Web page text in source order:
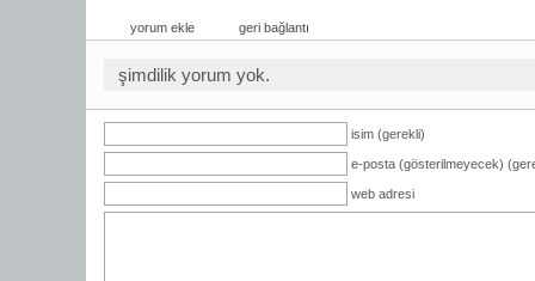
yorum ekle geri bağlantı
şimdilik yorum yok.
isim (gerekli)
e-posta (gösterilmeyecek)
web adresi